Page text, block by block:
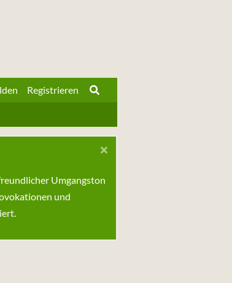
Registrieren
Umgangston
und